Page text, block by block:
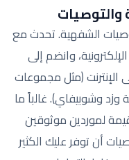
والتوصيات
الشفهية. تحدث مع
وانضم إلى
الإنترنت (مثل مجموعات
وزد وشوبيفاي). غالباً ما
لموردين موثوقين
أن توفر عليك الكثير